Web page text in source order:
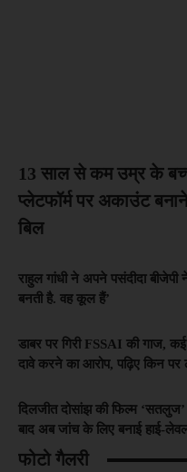
13 साल से कम उम्र के
प्लेटफॉर्म पर अकाउंट
बिल
राहुल गांधी ने अपने पसंदीदा
बनती है. वह कूल हैं’
डाबर पर गिरी FSSAI की गाज,
दावे करने का आरोप, पढ़िए किन पर
दिलजीत दोसांझ की फिल्म
बाद अब जांच के लिए बनाई हाई-
फोटो गैलरी